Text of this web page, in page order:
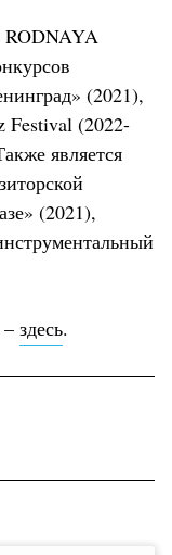
RODNAYA
(2021),
Festival (2022-
является
(2021),
здесь.